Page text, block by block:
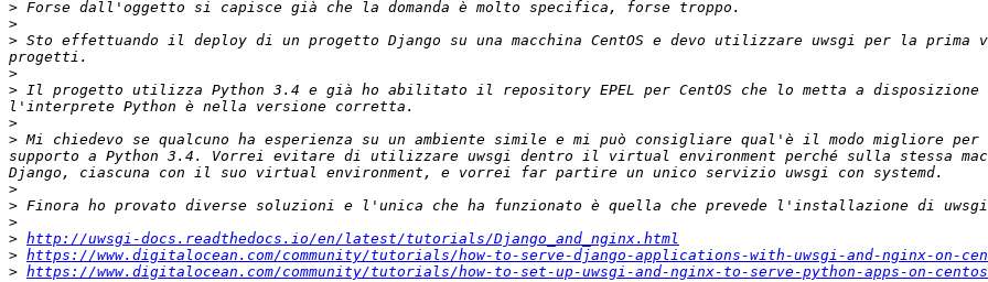
>
>
> Sto effettuando il deploy di un progetto Django su una macchina CentOS e devo utilizzare uwsgi per la
>
> Il progetto utilizza Python 3.4 e già ho abilitato il repository EPEL per CentOS che lo metta a
>
> Mi chiedevo se qualcuno ha esperienza su un ambiente simile e mi può consigliare qual'è il modo migliore
supporto a Python 3.4. Vorrei evitare di utilizzare uwsgi dentro il virtual environment perché sulla stessa
>
>
>
> http://uwsgi-docs.readthedocs.io/en/latest/tutorials/Django_and_nginx.html
> https://www.digitalocean.com/community/tutorials/how-to-serve-django-applications-with-uwsgi-and-nginx-on-
> https://www.digitalocean.com/community/tutorials/how-to-set-up-uwsgi-and-nginx-to-serve-python-apps-on-